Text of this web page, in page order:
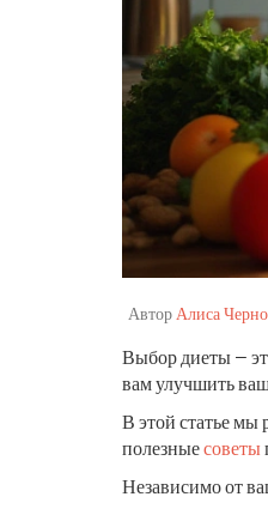
Автор Алиса
Выбор диеты —
вам улучшить
В этой статье
полезныесоветы
Независимо от